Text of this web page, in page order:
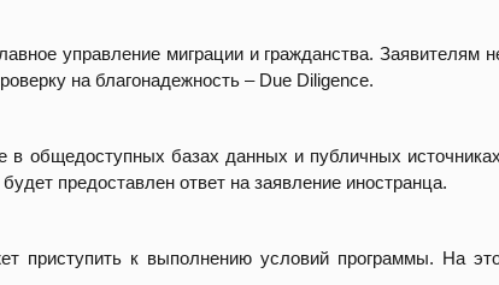
управление миграции и гражданства. Заявителям
на благонадежность – Due Diligence.
общедоступных базах данных и публичных
предоставлен ответ на заявление иностранца.
приступить к выполнению условий программы. На